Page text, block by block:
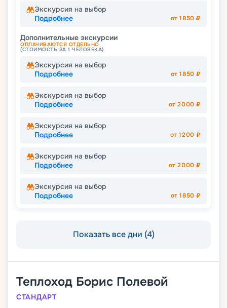
Экскурсия на выбор
Подробнее
от1850 ₽
Дополнительные экскурсии
ОПЛАЧИВАЮТСЯ ОТДЕЛЬНО
(СТОИМОСТЬ ЗА 1 ЧЕЛОВЕКА)
Экскурсия на выбор
Подробнее
от1850 ₽
Экскурсия на выбор
Подробнее
от2000 ₽
Экскурсия на выбор
Подробнее
от1200 ₽
Экскурсия на выбор
Подробнее
от2000 ₽
Экскурсия на выбор
Подробнее
от1850 ₽
Показать все дни (4)
Теплоход Борис Полевой
СТАНДАРТ